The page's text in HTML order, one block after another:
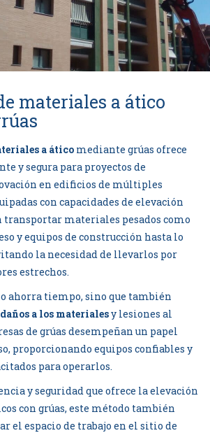
materiales a ático
a ático mediante grúas ofrece
y segura para proyectos de
en edificios de múltiples
con capacidades de elevación
materiales pesados como
y equipos de construcción hasta lo
la necesidad de llevarlos por
estrechos.
ahorra tiempo, sino que también
a los materialesy lesiones al
de grúas desempeñan un papel
proporcionando equipos confiables y
para operarlos.
y seguridad que ofrece la elevación
con grúas, este método también
el espacio de trabajo en el sitio de